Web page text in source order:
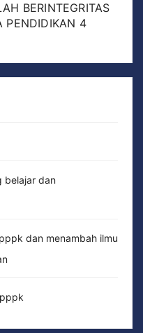
BERINTEGRITAS
PENDIDIKAN 4
belajar dan
dan menambah ilmu